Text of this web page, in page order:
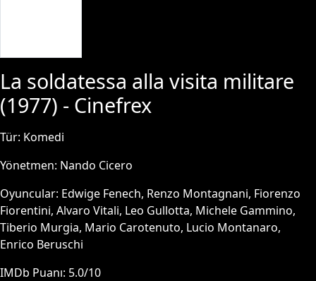
La soldatessa alla visita militare
(1977) - Cinefrex
Tür: Komedi
Yönetmen: Nando Cicero
Oyuncular: Edwige Fenech, Renzo Montagnani, Fiorenzo
Fiorentini, Alvaro Vitali, Leo Gullotta, Michele Gammino,
Tiberio Murgia, Mario Carotenuto, Lucio Montanaro,
Enrico Beruschi
IMDb Puanı: 5.0/10